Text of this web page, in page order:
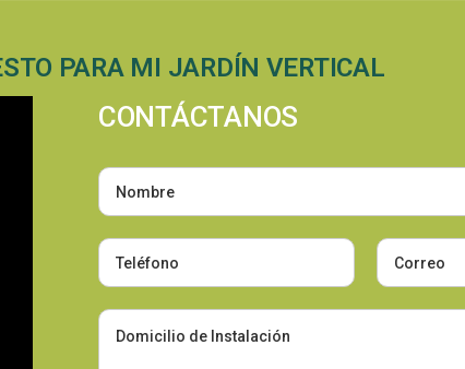
PARA MI JARDÍN VERTICAL
CONTÁCTANOS